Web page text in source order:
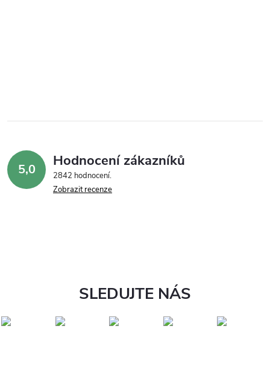
5,0 Hodnocení zákazníků
2842 hodnocení
Zobrazit recenze
SLEDUJTE NÁS